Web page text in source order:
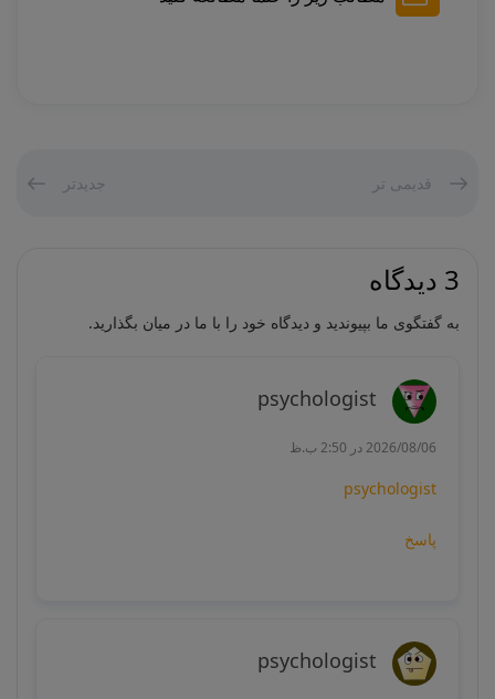
قدیمی تر جدیدتر
3 دیدگاه
به گفتگوی ما بپیوندید و دیدگاه خود را با ما در میان بگذارید.
psychologist
2026/08/06 در 2:50 ب.ظ
psychologist
پاسخ
psychologist